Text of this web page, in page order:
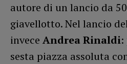
autore di un lancio da
giavellotto. Nel lancio
invece Andrea Rinaldi
sesta piazza assoluta